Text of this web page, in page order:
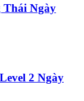
Thái Ngày
2 Ngày